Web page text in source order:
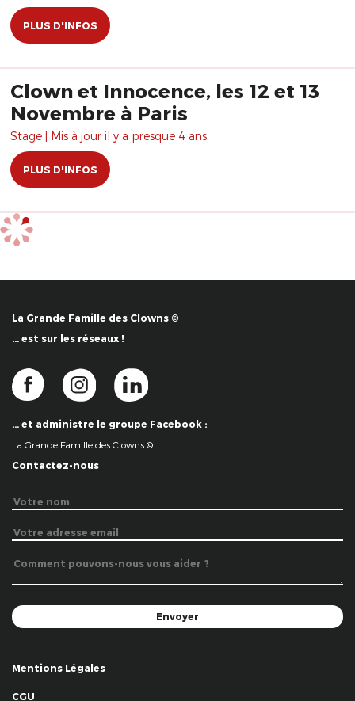
PLUS D'INFOS
Clown et Innocence, les 12 et 13
Novembre à Paris
Stage | Mis à jour il y a presque 4 ans.
PLUS D'INFOS
La Grande Famille des Clowns ©
… est sur les réseaux !
… et administre le groupe Facebook :
La Grande Famille des Clowns ©
Contactez-nous
Mentions Légales
CGU